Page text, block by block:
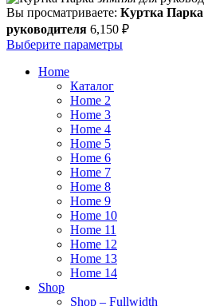
Вы просматриваете: Куртка
руководителя 6,150 ₽
Выберите параметры
Home
Каталог
Home 2
Home 3
Home 4
Home 5
Home 6
Home 7
Home 8
Home 9
Home 10
Home 11
Home 12
Home 13
Home 14
Shop
Shop – Fullwidth